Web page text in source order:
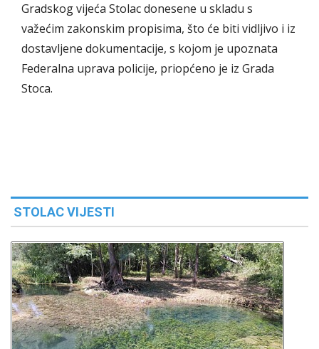
Gradskog vijeća Stolac donesene u skladu s
važećim zakonskim propisima, što će biti vidljivo i iz
dostavljene dokumentacije, s kojom je upoznata
Federalna uprava policije, priopćeno je iz Grada
Stoca.
STOLAC VIJESTI